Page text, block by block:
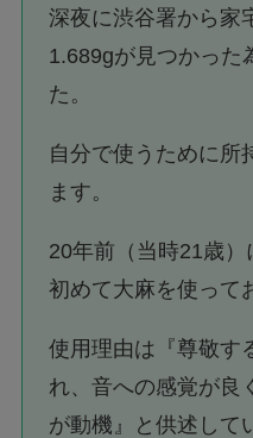
深夜に渋谷署から家
1.689gが見つかった
た。
自分で使うために所
ます。
20年前（当時21歳）
初めて大麻を使って
使用理由は『尊敬す
れ、音への感覚が良
が動機』と供述して